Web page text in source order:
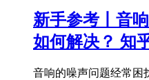
新手参考丨音
如何解决？ 知
音响的噪声问题经常困